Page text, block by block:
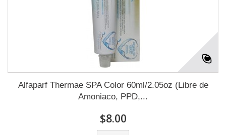
Alfaparf Thermae SPA Color 60ml/2.05oz (Libre de
Amoniaco, PPD,...
$8.00